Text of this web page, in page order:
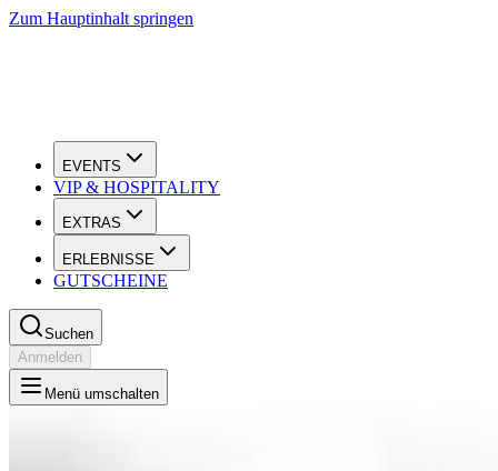
Zum Hauptinhalt springen
EVENTS
VIP & HOSPITALITY
EXTRAS
ERLEBNISSE
GUTSCHEINE
Suchen
Anmelden
Menü umschalten